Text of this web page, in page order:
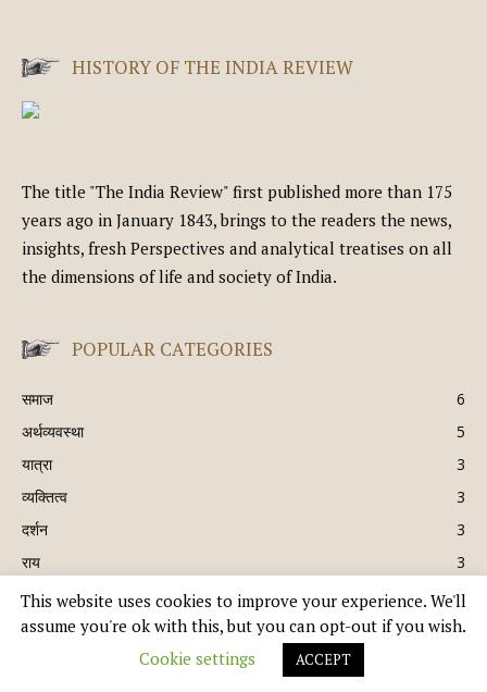
HISTORY OF THE INDIA REVIEW
The title "The India Review" first published more than 175
years ago in January 1843, brings to the readers the news,
insights, fresh Perspectives and analytical treatises on all
the dimensions of life and society of India.
POPULAR CATEGORIES
समाज
6
अर्थव्यवस्था
5
यात्रा
3
व्यक्तित्व
3
दर्शन
3
राय
3
© Copyright 2021 - भारत समीक्षा | A DIVISION OF UK EPC LTD. ALL RIGHTS
RESERVED
This website uses cookies to improve your experience. We'll
assume you're ok with this, but you can opt-out if you wish.
Cookie settings
ACCEPT